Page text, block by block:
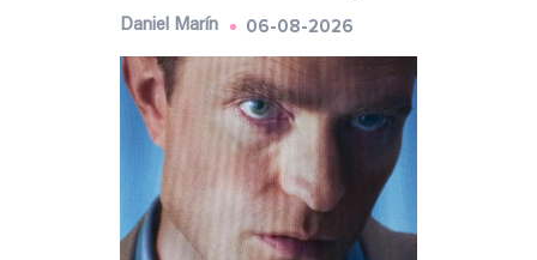
Daniel Marín 06-08-2026